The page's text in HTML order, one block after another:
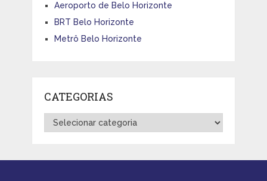
Aeroporto de Belo Horizonte
BRT Belo Horizonte
Metrô Belo Horizonte
CATEGORIAS
Categorias